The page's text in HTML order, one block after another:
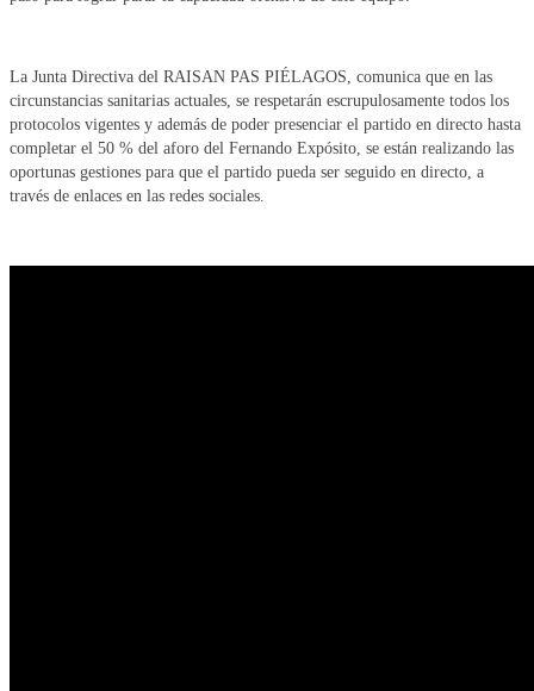
La Junta Directiva del RAISAN PAS PIÉLAGOS, comunica que en las
circunstancias sanitarias actuales, se respetarán escrupulosamente todos los
protocolos vigentes y además de poder presenciar el partido en directo hasta
completar el 50 % del aforo del Fernando Expósito, se están realizando las
oportunas gestiones para que el partido pueda ser seguido en directo, a
través de enlaces en las redes sociales.